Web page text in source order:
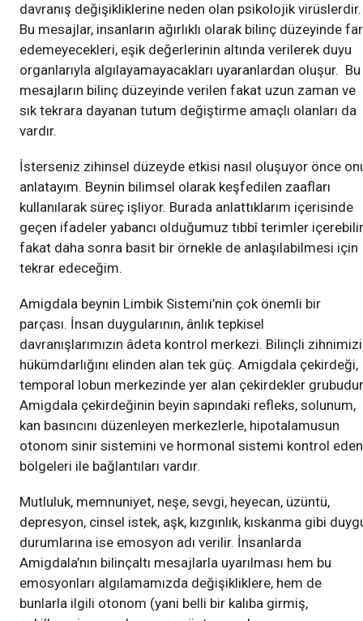
davranış değişikliklerine neden olan psikolojik virüslerdir.
Bu mesajlar, insanların ağırlıklı olarak bilinç düzeyinde
edemeyecekleri, eşik değerlerinin altında verilerek duyu
organlarıyla algılayamayacakları uyaranlardan oluşur. Bu
mesajların bilinç düzeyinde verilen fakat uzun zaman ve
sık tekrara dayanan tutum değiştirme amaçlı olanları da
vardır.
İsterseniz zihinsel düzeyde etkisi nasıl oluşuyor önce
anlatayım. Beynin bilimsel olarak keşfedilen zaafları
kullanılarak süreç işliyor. Burada anlattıklarım içerisinde
geçen ifadeler yabancı olduğumuz tıbbî terimler
fakat daha sonra basit bir örnekle de anlaşılabilmesi için
tekrar edeceğim.
Amigdala beynin Limbik Sistemi’nin çok önemli bir
parçası. İnsan duygularının, ânlık tepkisel
davranışlarımızın âdeta kontrol merkezi. Bilinçli
hükümdarlığını elinden alan tek güç. Amigdala çekirdeği,
temporal lobun merkezinde yer alan çekirdekler
Amigdala çekirdeğinin beyin sapındaki refleks, solunum,
kan basıncını düzenleyen merkezlerle, hipotalamusun
otonom sinir sistemini ve hormonal sistemi kontrol eden
bölgeleri ile bağlantıları vardır.
Mutluluk, memnuniyet, neşe, sevgi, heyecan, üzüntü,
depresyon, cinsel istek, aşk, kızgınlık, kıskanma gibi
durumlarına ise emosyon adı verilir. İnsanlarda
Amigdala’nın bilinçaltı mesajlarla uyarılması hem bu
emosyonları algılamamızda değişikliklere, hem de
bunlarla ilgili otonom (yani belli bir kalıba girmiş,